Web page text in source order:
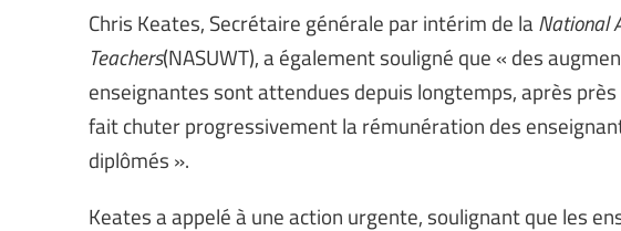
Chris Keates, Secrétaire générale par intérim de laNational
Teachers(NASUWT), a également souligné que « des
enseignantes sont attendues depuis longtemps, après près
fait chuter progressivement la rémunération des
diplômés ».
Keates a appelé à une action urgente, soulignant que les